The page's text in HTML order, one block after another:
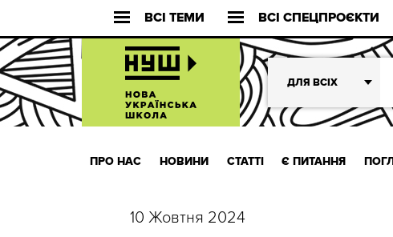
ВСІ ТЕМИ ВСІ СПЕЦПРОЄКТИ
ДЛЯ ВСІХ
ПРО НАС НОВИНИ СТАТТІ Є ПИТАННЯ
10 Жовтня 2024